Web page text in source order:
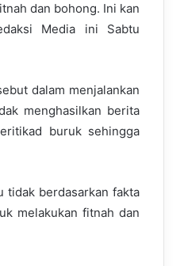
dan bohong. Ini kan
Media ini Sabtu
dalam menjalankan
menghasilkan berita
buruk sehingga
tidak berdasarkan fakta
melakukan fitnah dan